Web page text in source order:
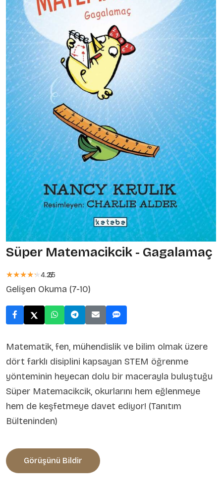
Süper Matemacikcik - Gagalamaç
★★★★★
★★★★★4.25
/
5
Gelişen Okuma (7-10)
Matematik, fen, mühendislik ve bilim olmak üzere
dört farklı disiplini kapsayan STEM öğrenme
yönteminin heyecan dolu bir macerayla buluştuğu
Süper Matemacikcik, okurlarını hem eğlenmeye
hem de keşfetmeye davet ediyor! (Tanıtım
Bülteninden)
Görüşünü Bildir